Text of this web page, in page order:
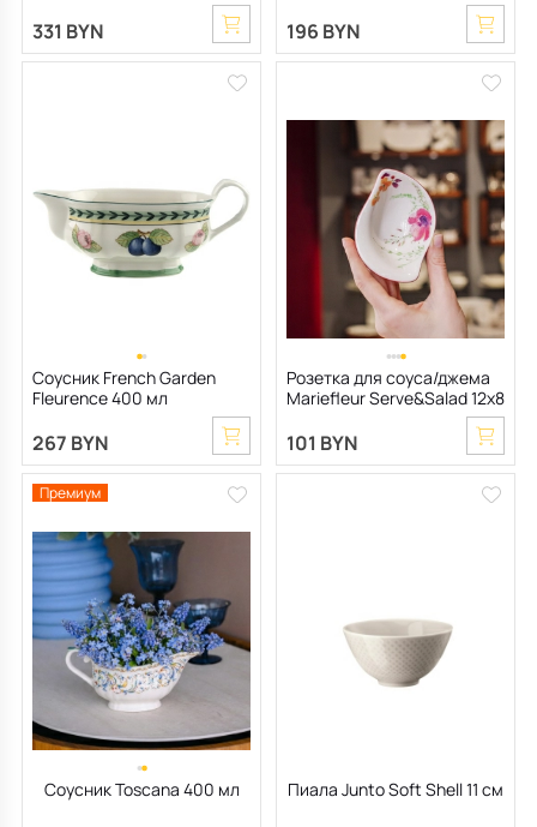
331 BYN 196 BYN
Соусник French Garden
Fleurence 400 мл
267 BYN
Розетка для соуса/джема
Mariefleur Serve&Salad 12х8
101 BYN
Премиум
Соусник Toscana 400 мл Пиала Junto Soft Shell 11 см